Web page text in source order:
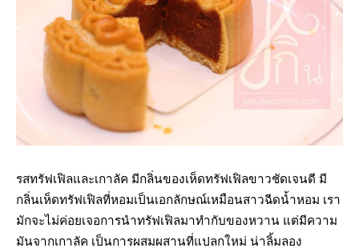
รสทรัฟเฟิลและเกาลัค มีกลิ่นของเห็ดทรัฟเฟิลขาวชัดเจนดี มี
กลิ่นเห็ดทรัฟเฟิลที่หอมเป็นเอกลักษณ์เหมือนสาวฉีดน้ำหอม เรา
มักจะไม่ค่อยเจอการนำทรัฟเฟิลมาทำกับของหวาน แต่มีความ
มันจากเกาลัค เป็นการผสมผสานที่แปลกใหม่ น่าลิ้มลอง